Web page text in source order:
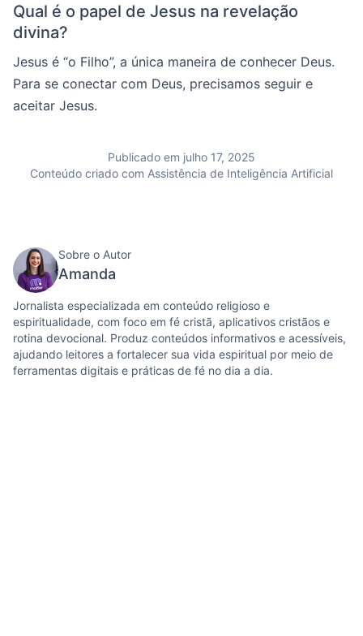
Qual é o papel de Jesus na revelação
divina?
Jesus é “o Filho”, a única maneira de conhecer Deus.
Para se conectar com Deus, precisamos seguir e
aceitar Jesus.
Publicado em julho 17, 2025
Conteúdo criado com Assistência de Inteligência Artificial
Sobre o Autor
Amanda
Jornalista especializada em conteúdo religioso e
espiritualidade, com foco em fé cristã, aplicativos cristãos e
rotina devocional. Produz conteúdos informativos e acessíveis,
ajudando leitores a fortalecer sua vida espiritual por meio de
ferramentas digitais e práticas de fé no dia a dia.